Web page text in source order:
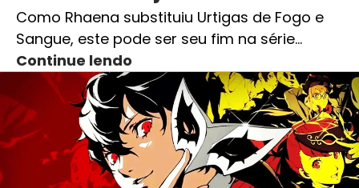
Como Rhaena substituiu Urtigas de Fogo e
Sangue, este pode ser seu fim na série…
Continue lendo